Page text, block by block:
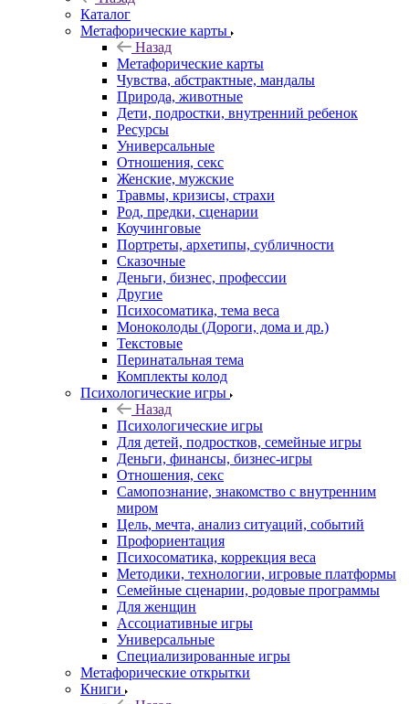
Каталог
Mетафорические карты
Назад
Mетафорические карты
Чувства, абстрактные, мандалы
Природа, животные
Дети, подростки, внутренний ребенок
Ресурсы
Универсальные
Отношения, секс
Женские, мужские
Травмы, кризисы, страхи
Род, предки, сценарии
Коучинговые
Портреты, архетипы, субличности
Сказочные
Деньги, бизнес, профессии
Другие
Психосоматика, тема веса
Моноколоды (Дороги, дома и др.)
Текстовые
Перинатальная тема
Комплекты колод
Психологические игры
Назад
Психологические игры
Для детей, подростков, семейные игры
Деньги, финансы, бизнес-игры
Отношения, секс
Самопознание, знакомство с внутренним
миром
Цель, мечта, анализ ситуаций, событий
Профориентация
Психосоматика, коррекция веса
Методики, технологии, игровые платформы
Семейные сценарии, родовые программы
Для женщин
Ассоциативные игры
Универсальные
Специализированные игры
Метафорические открытки
Книги